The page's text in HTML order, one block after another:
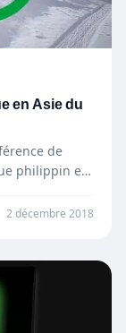
en Asie du
de
philippin et
2 décembre 2018